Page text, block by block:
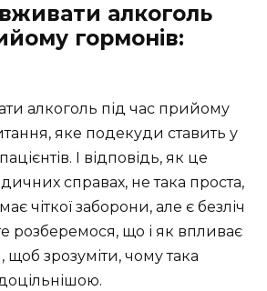
алкоголь
гормонів:
алкоголь під час прийому
яке подекуди ставить у
І відповідь, як це
справах, не така проста,
чіткої заборони, але є безліч
розберемося, що і як впливає
щоб зрозуміти, чому така